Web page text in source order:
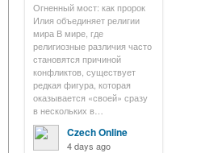
Огненный мост: как пророк
Илия объединяет религии
мира В мире, где
религиозные различия часто
становятся причиной
конфликтов, существует
редкая фигура, которая
оказывается «своей» сразу
в нескольких в…
Czech Online
4 days ago